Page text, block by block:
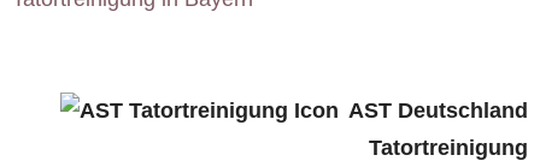
AST Deutschland
Tatortreinigung